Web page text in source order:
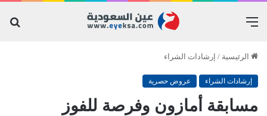
القائمة
الرئيسية / إرشادات الشراء
إرشادات الشراء عروض حصرية
مسابقة أمازون وفرصة للفوز